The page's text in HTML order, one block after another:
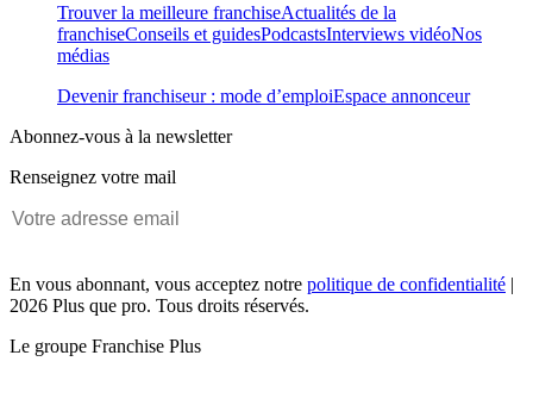
Trouver la meilleure franchiseActualités de la
franchiseConseils et guidesPodcastsInterviews vidéoNos
médias
Devenir franchiseur : mode d’emploiEspace annonceur
Abonnez-vous à la newsletter
Renseignez votre mail
En vous abonnant, vous acceptez notre politique de confidentialité |
2026 Plus que pro. Tous droits réservés.
Le groupe Franchise Plus